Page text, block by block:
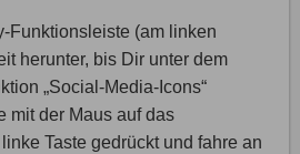
Funktionsleiste (am linken
herunter, bis Dir unter dem
„Social-Media-Icons“
mit der Maus auf das
Taste gedrückt und fahre an